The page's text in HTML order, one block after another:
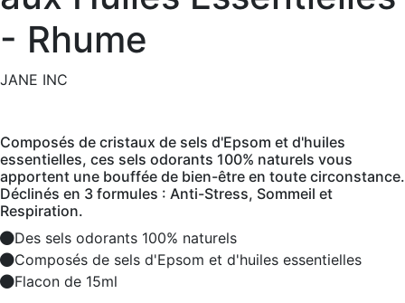
- Rhume
JANE INC
Composés de cristaux de sels d'Epsom et d'huiles
essentielles, ces sels odorants 100% naturels vous
apportent une bouffée de bien-être en toute circonstance.
Déclinés en 3 formules : Anti-Stress, Sommeil et
Respiration.
Des sels odorants 100% naturels
Composés de sels d'Epsom et d'huiles essentielles
Flacon de 15ml